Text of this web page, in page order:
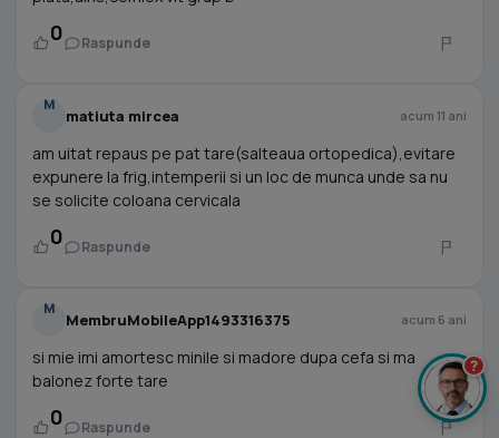
0 Raspunde
M
matiuta mircea acum 11 ani
am uitat repaus pe pat tare(salteaua ortopedica),evitare
expunere la frig,intemperii si un loc de munca unde sa nu
se solicite coloana cervicala
0 Raspunde
M
MembruMobileApp1493316375 acum 6 ani
si mie imi amortesc minile si madore dupa cefa si ma
balonez forte tare
0 Raspunde
?